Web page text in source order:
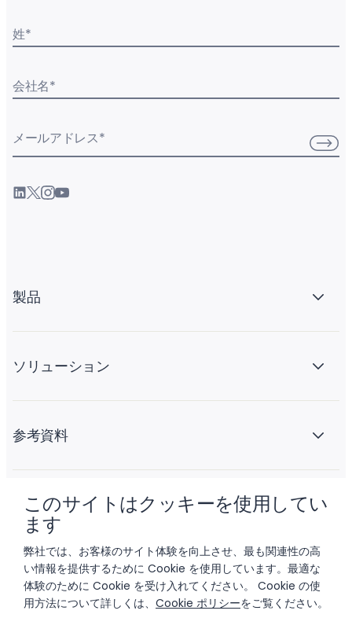
このサイトはクッキーを使用してい
ます
弊社では、お客様のサイト体験を向上させ、最も関連性の高
い情報を提供するために Cookie を使用しています。最適な
体験のために Cookie を受け入れてください。 Cookie の使
用方法について詳しくは、 Cookie ポリシーをご覧ください。
姓*
会社名*
メールアドレス*
製品
ソリューション
参考資料
会社情報